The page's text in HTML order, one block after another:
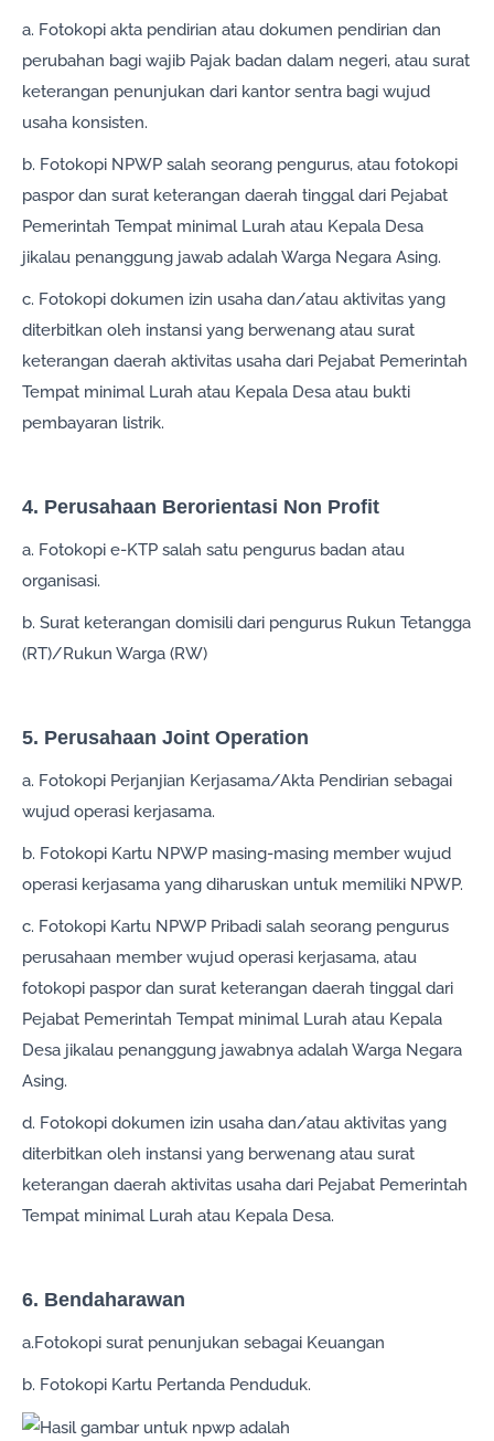
a. Fotokopi akta pendirian atau dokumen pendirian dan
perubahan bagi wajib Pajak badan dalam negeri, atau surat
keterangan penunjukan dari kantor sentra bagi wujud
usaha konsisten.
b. Fotokopi NPWP salah seorang pengurus, atau fotokopi
paspor dan surat keterangan daerah tinggal dari Pejabat
Pemerintah Tempat minimal Lurah atau Kepala Desa
jikalau penanggung jawab adalah Warga Negara Asing.
c. Fotokopi dokumen izin usaha dan/atau aktivitas yang
diterbitkan oleh instansi yang berwenang atau surat
keterangan daerah aktivitas usaha dari Pejabat Pemerintah
Tempat minimal Lurah atau Kepala Desa atau bukti
pembayaran listrik.
4. Perusahaan Berorientasi Non Profit
a. Fotokopi e-KTP salah satu pengurus badan atau
organisasi.
b. Surat keterangan domisili dari pengurus Rukun Tetangga
(RT)/Rukun Warga (RW)
5. Perusahaan Joint Operation
a. Fotokopi Perjanjian Kerjasama/Akta Pendirian sebagai
wujud operasi kerjasama.
b. Fotokopi Kartu NPWP masing-masing member wujud
operasi kerjasama yang diharuskan untuk memiliki NPWP.
c. Fotokopi Kartu NPWP Pribadi salah seorang pengurus
perusahaan member wujud operasi kerjasama, atau
fotokopi paspor dan surat keterangan daerah tinggal dari
Pejabat Pemerintah Tempat minimal Lurah atau Kepala
Desa jikalau penanggung jawabnya adalah Warga Negara
Asing.
d. Fotokopi dokumen izin usaha dan/atau aktivitas yang
diterbitkan oleh instansi yang berwenang atau surat
keterangan daerah aktivitas usaha dari Pejabat Pemerintah
Tempat minimal Lurah atau Kepala Desa.
6. Bendaharawan
a.Fotokopi surat penunjukan sebagai Keuangan
b. Fotokopi Kartu Pertanda Penduduk.